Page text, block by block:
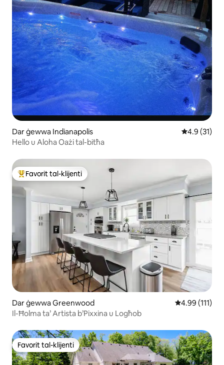
Dar ġewwa Indianapolis Rating
4.9 (31)
Hello u Aloha Oażi tal-bitħa
Wieħed mill-aqwa favoriti tal-klijenti
Favorit tal-klijenti
Dar ġewwa Greenwood Rating medju
4.99 (111)
Il-Ħolma ta’ Artista b’Pixxina u Logħob
Favorit tal-klijenti
Favorit tal-klijenti